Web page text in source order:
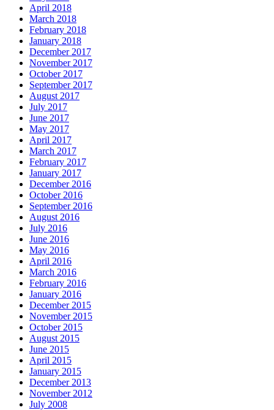
April 2018
March 2018
February 2018
January 2018
December 2017
November 2017
October 2017
September 2017
August 2017
July 2017
June 2017
May 2017
April 2017
March 2017
February 2017
January 2017
December 2016
October 2016
September 2016
August 2016
July 2016
June 2016
May 2016
April 2016
March 2016
February 2016
January 2016
December 2015
November 2015
October 2015
August 2015
June 2015
April 2015
January 2015
December 2013
November 2012
July 2008